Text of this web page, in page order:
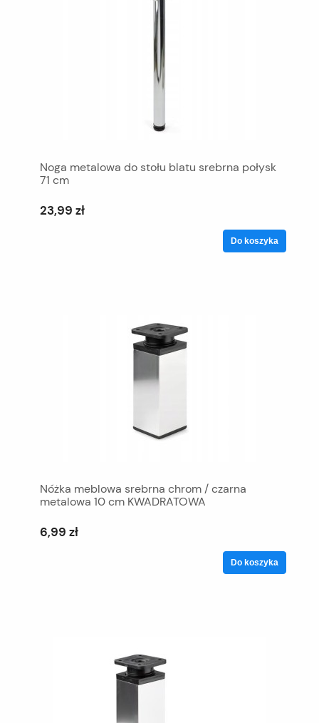
Noga metalowa do stołu blatu srebrna połysk
71 cm
23,99 zł
Do koszyka
Nóżka meblowa srebrna chrom / czarna
metalowa 10 cm KWADRATOWA
6,99 zł
Do koszyka